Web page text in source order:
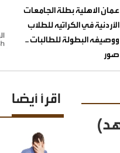
عمان الاهلية بطلة الجامعات
الأردنية في الكراتيه للطلاب
ووصيفه البطولة للطالبات ..
صور
اقرأ أيضا